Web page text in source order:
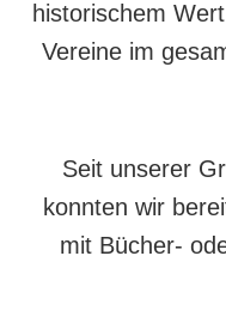
historischem
Vereine im
Seit unserer
konnten wir
mit Bücher-